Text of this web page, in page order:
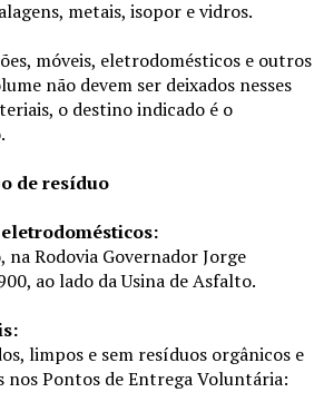
metais, isopor e vidros.
móveis, eletrodomésticos e outros
não devem ser deixados nesses
o destino indicado é o
de resíduo
na Rodovia Governador Jorge
ao lado da Usina de Asfalto.
limpos e sem resíduos orgânicos e
nos Pontos de Entrega Voluntária: